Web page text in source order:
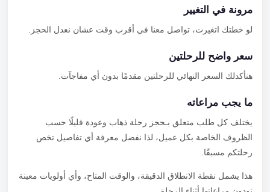
مرونة في التغيير
لو خطتك اتغيرت، تواصل معنا في أقرب وقت عشان نعدل الحجز.
سعر واضح للرحلتين
هنأكدلك السعر النهائي للرحلتين مقدمًا بدون أي مفاجآت.
ما يجب مراعاته
يختلف كل طلب متعلق بـحجز رحلة ذهاب وعودة قليلًا حسب
الظروف الخاصة بكل عميل، لذا نفضل معرفة أي تفاصيل تخص
رحلتكم مسبقًا.
هذا يشمل نقطة الانطلاق الدقيقة، والوقت المتاح، وأي أولويات معينة